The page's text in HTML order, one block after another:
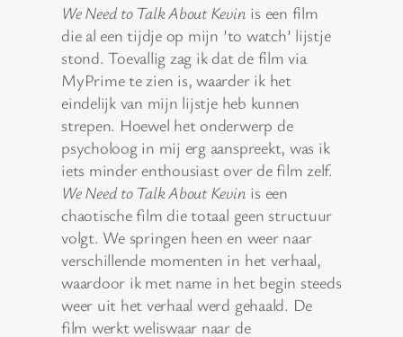
We Need to Talk About Kevin is een film
die al een tijdje op mijn ’to watch’ lijstje
stond. Toevallig zag ik dat de film via
MyPrime te zien is, waarder ik het
eindelijk van mijn lijstje heb kunnen
strepen. Hoewel het onderwerp de
psycholoog in mij erg aanspreekt, was ik
iets minder enthousiast over de film zelf.
We Need to Talk About Kevin is een
chaotische film die totaal geen structuur
volgt. We springen heen en weer naar
verschillende momenten in het verhaal,
waardoor ik met name in het begin steeds
weer uit het verhaal werd gehaald. De
film werkt weliswaar naar de